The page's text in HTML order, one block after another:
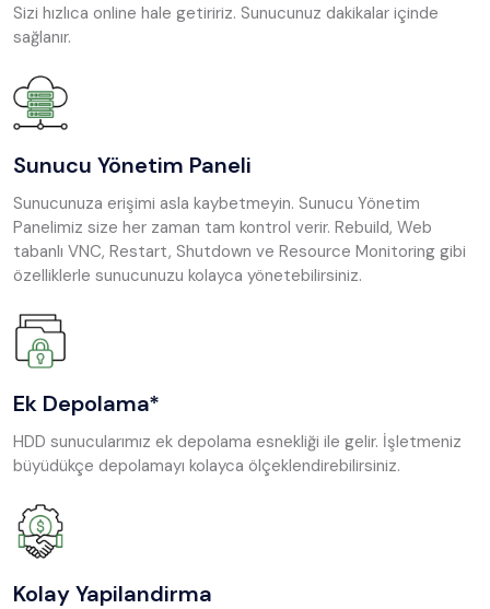
Sizi hızlıca online hale getiririz. Sunucunuz dakikalar içinde
sağlanır.
Sunucu Yönetim Paneli
Sunucunuza erişimi asla kaybetmeyin. Sunucu Yönetim
Panelimiz size her zaman tam kontrol verir. Rebuild, Web
tabanlı VNC, Restart, Shutdown ve Resource Monitoring gibi
özelliklerle sunucunuzu kolayca yönetebilirsiniz.
Ek Depolama*
HDD sunucularımız ek depolama esnekliği ile gelir. İşletmeniz
büyüdükçe depolamayı kolayca ölçeklendirebilirsiniz.
Kolay Yapilandirma